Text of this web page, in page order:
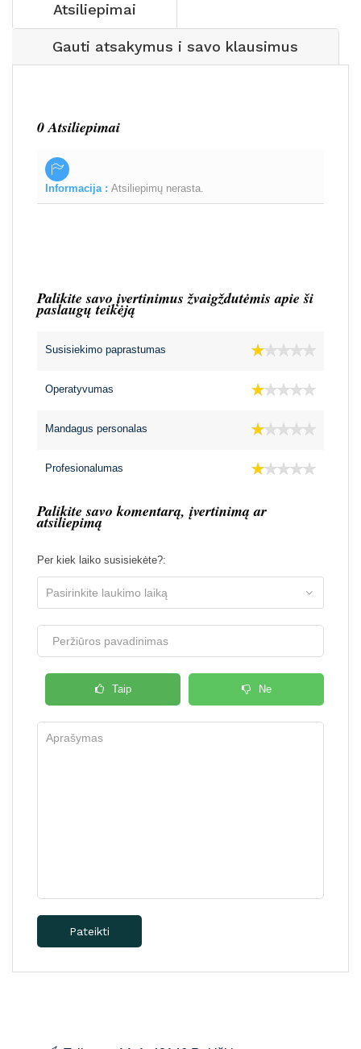
Atsiliepimai
Gauti atsakymus i savo klausimus
0 Atsiliepimai
Informacija : Atsiliepimų nerasta.
Palikite savo įvertinimus žvaigždutėmis apie ši
paslaugų teikėją
Susisiekimo paprastumas
Operatyvumas
Mandagus personalas
Profesionalumas
Palikite savo komentarą, įvertinimą ar
atsiliepimą
Per kiek laiko susisiekėte?:
Taip Ne
Pateikti